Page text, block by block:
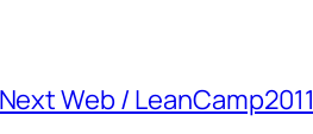
Web / LeanCamp2011